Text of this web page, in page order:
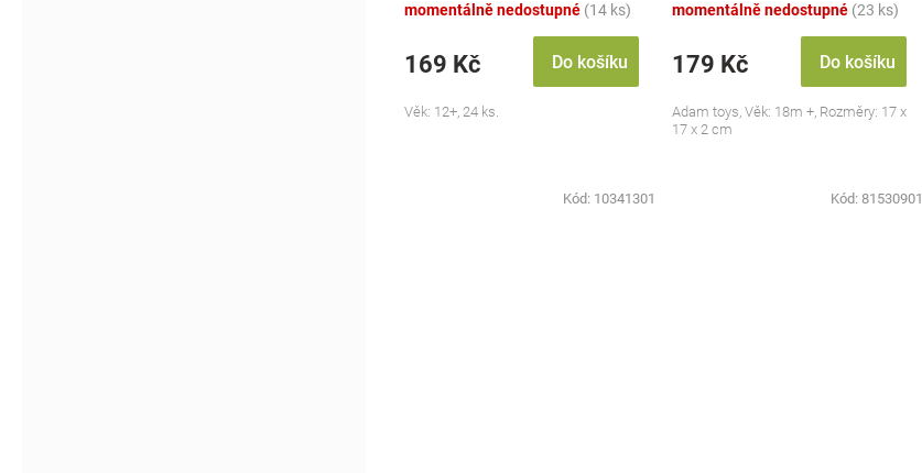
momentálně nedostupné (14 ks)
169 Kč Do košíku
Věk: 12+, 24 ks.
Kód: 10341301
momentálně nedostupné (23 ks)
179 Kč Do košíku
Adam toys, Věk: 18m +, Rozměry: 17 x
17 x 2 cm
Kód: 81530901